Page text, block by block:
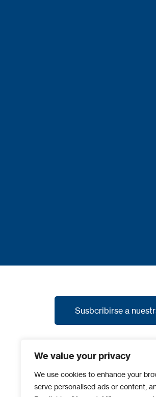
We value your privacy
We use cookies to enhance your
serve personalised ads or content,
Susbcribirse a
últimas noticias,
nuevos productos.